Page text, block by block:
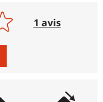
1 avis